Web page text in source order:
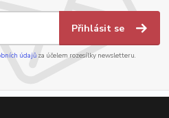
Přihlásit se
údajůza účelem rozesílky newsletteru.